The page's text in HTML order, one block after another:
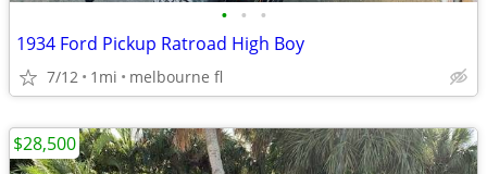
• • •
1934 Ford Pickup Ratroad High Boy
7/12 1mi melbourne fl
$28,500